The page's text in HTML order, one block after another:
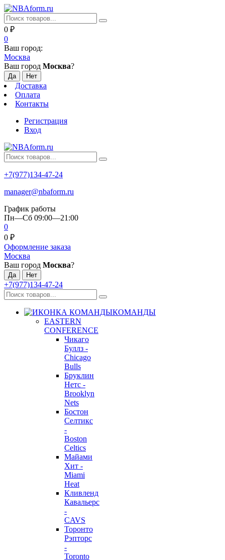
0 ₽
0
Ваш город:
Москва
Ваш город Москва?
Доставка
Оплата
Контакты
Регистрация
Вход
+7(977)134-47-24
manager@nbaform.ru
График работы
Пн—Сб 09:00—21:00
0
0 ₽
Оформление заказа
Москва
Ваш город Москва?
+7(977)134-47-24
КОМАНДЫ
EASTERN
CONFERENCE
Чикаго
Буллз -
Chicago
Bulls
Бруклин
Нетс -
Brooklyn
Nets
Бостон
Селтикс
-
Boston
Celtics
Майами
Хит -
Miami
Heat
Кливленд
Кавальерс
-
CAVS
Торонто
Рэпторс
-
Toronto